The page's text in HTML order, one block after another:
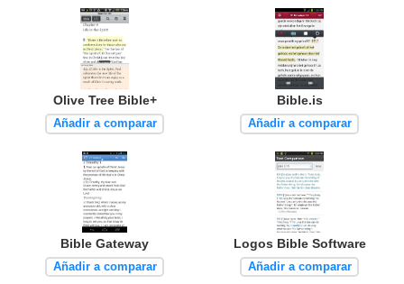
Olive Tree Bible+
Añadir a comparar
Bible.is
Añadir a comparar
Bible Gateway
Añadir a comparar
Logos Bible Software
Añadir a comparar